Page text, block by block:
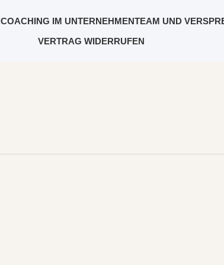
COACHING IM UNTERNEHMENTEAM UND
VERTRAG WIDERRUFEN